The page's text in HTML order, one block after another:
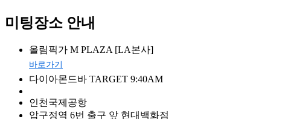
미팅장소 안내
올림픽가 M PLAZA [LA본사]
바로가기
다이아몬드바 TARGET 9:40AM
인천국제공항
압구정역 6번 출구 앞 현대백화점